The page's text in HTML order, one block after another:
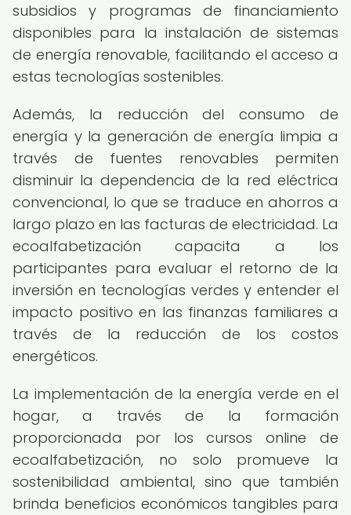
subsidios y programas de financiamiento
disponibles para la instalación de sistemas
de energía renovable, facilitando el acceso a
estas tecnologías sostenibles.
Además, la reducción del consumo de
energía y la generación de energía limpia a
través de fuentes renovables permiten
disminuir la dependencia de la red eléctrica
convencional, lo que se traduce en ahorros a
largo plazo en las facturas de electricidad. La
ecoalfabetización capacita a los
participantes para evaluar el retorno de la
inversión en tecnologías verdes y entender el
impacto positivo en las finanzas familiares a
través de la reducción de los costos
energéticos.
La implementación de la energía verde en el
hogar, a través de la formación
proporcionada por los cursos online de
ecoalfabetización, no solo promueve la
sostenibilidad ambiental, sino que también
brinda beneficios económicos tangibles para